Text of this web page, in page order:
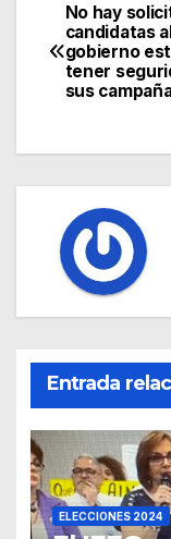
No hay
candidatas
gobierno
tener
sus
Entrada
ELECCIONES 2024